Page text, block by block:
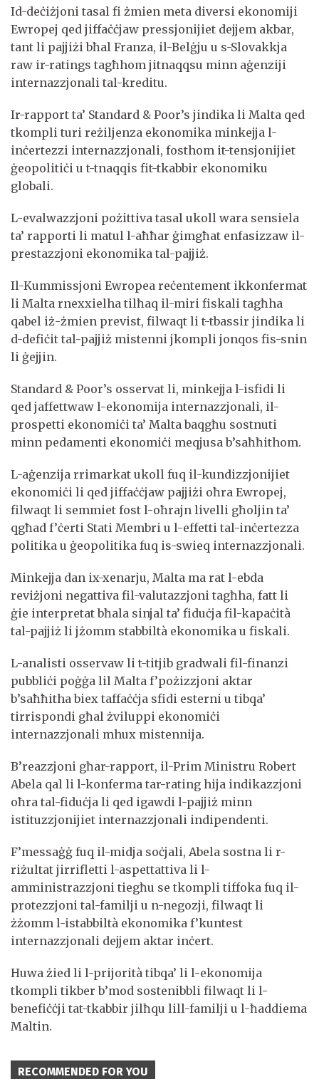
Id-deċiżjoni tasal fi żmien meta diversi ekonomiji
Ewropej qed jiffaċċjaw pressjonijiet dejjem akbar,
tant li pajjiżi bħal Franza, il-Belġju u s-Slovakkja
raw ir-ratings tagħhom jitnaqqsu minn aġenziji
internazzjonali tal-kreditu.
Ir-rapport ta’ Standard & Poor’s jindika li Malta qed
tkompli turi reżiljenza ekonomika minkejja l-
inċertezzi internazzjonali, fosthom it-tensjonijiet
ġeopolitiċi u t-tnaqqis fit-tkabbir ekonomiku
globali.
L-evalwazzjoni pożittiva tasal ukoll wara sensiela
ta’ rapporti li matul l-aħħar ġimgħat enfasizzaw il-
prestazzjoni ekonomika tal-pajjiż.
Il-Kummissjoni Ewropea reċentement ikkonfermat
li Malta rnexxielha tilħaq il-miri fiskali tagħha
qabel iż-żmien previst, filwaqt li t-tbassir jindika li
d-defiċit tal-pajjiż mistenni jkompli jonqos fis-snin
li ġejjin.
Standard & Poor’s osservat li, minkejja l-isfidi li
qed jaffettwaw l-ekonomija internazzjonali, il-
prospetti ekonomiċi ta’ Malta baqgħu sostnuti
minn pedamenti ekonomiċi meqjusa b’saħħithom.
L-aġenzija rrimarkat ukoll fuq il-kundizzjonijiet
ekonomiċi li qed jiffaċċjaw pajjiżi oħra Ewropej,
filwaqt li semmiet fost l-oħrajn livelli għoljin ta’
qgħad f’ċerti Stati Membri u l-effetti tal-inċertezza
politika u ġeopolitika fuq is-swieq internazzjonali.
Minkejja dan ix-xenarju, Malta ma rat l-ebda
reviżjoni negattiva fil-valutazzjoni tagħha, fatt li
ġie interpretat bħala sinjal ta’ fiduċja fil-kapaċità
tal-pajjiż li jżomm stabbiltà ekonomika u fiskali.
L-analisti osservaw li t-titjib gradwali fil-finanzi
pubbliċi poġġa lil Malta f’pożizzjoni aktar
b’saħħitha biex taffaċċja sfidi esterni u tibqa’
tirrispondi għal żviluppi ekonomiċi
internazzjonali mhux mistennija.
B’reazzjoni għar-rapport, il-Prim Ministru Robert
Abela qal li l-konferma tar-rating hija indikazzjoni
oħra tal-fiduċja li qed igawdi l-pajjiż minn
istituzzjonijiet internazzjonali indipendenti.
F’messaġġ fuq il-midja soċjali, Abela sostna li r-
riżultat jirrifletti l-aspettattiva li l-
amministrazzjoni tiegħu se tkompli tiffoka fuq il-
protezzjoni tal-familji u n-negozji, filwaqt li
żżomm l-istabbiltà ekonomika f’kuntest
internazzjonali dejjem aktar inċert.
Huwa żied li l-prijorità tibqa’ li l-ekonomija
tkompli tikber b’mod sostenibbli filwaqt li l-
benefiċċji tat-tkabbir jilħqu lill-familji u l-ħaddiema
Maltin.
RECOMMENDED FOR YOU